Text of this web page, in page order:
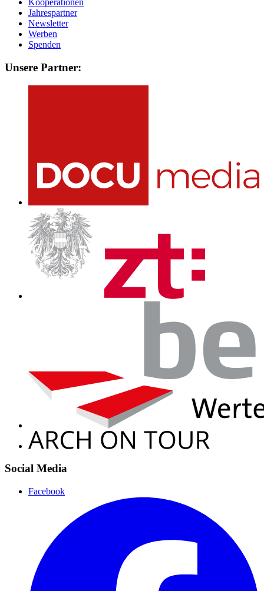
Kooperationen
Jahrespartner
Newsletter
Werben
Spenden
Unsere Partner:
Social Media
Facebook